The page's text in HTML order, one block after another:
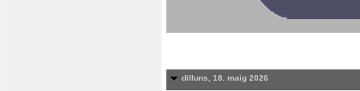
dilluns, 18. maig 2026